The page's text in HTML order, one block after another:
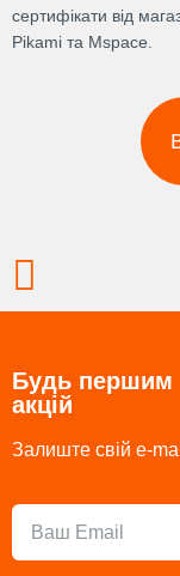
сертифікати від
Pikami та Mspace.
Prev
Будь першим
акцій
Залиште свій e-
Email